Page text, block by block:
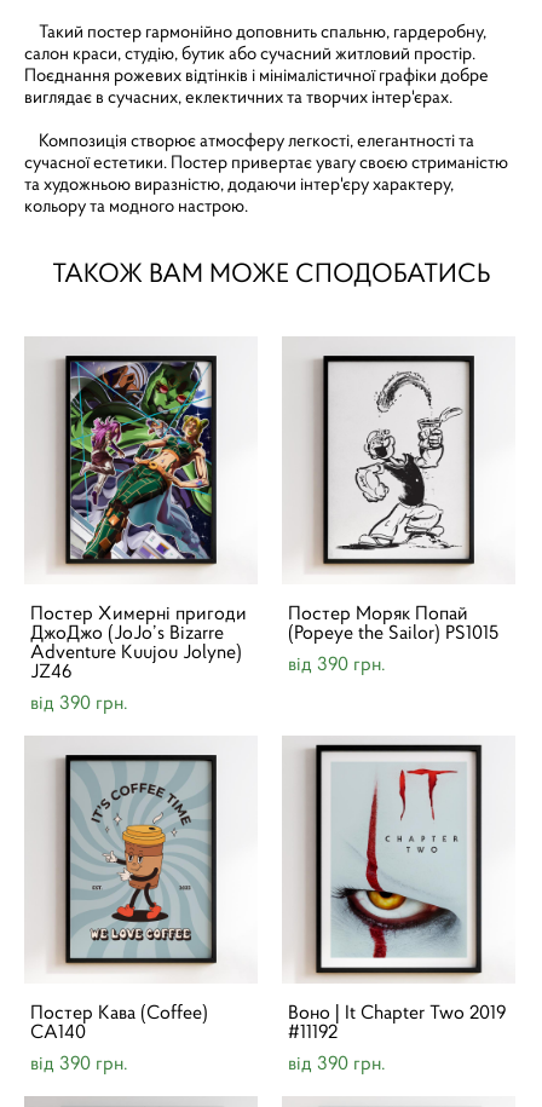
Такий постер гармонійно доповнить спальню, гардеробну,
салон краси, студію, бутик або сучасний житловий простір.
Поєднання рожевих відтінків і мінімалістичної графіки добре
виглядає в сучасних, еклектичних та творчих інтер'єрах.
Композиція створює атмосферу легкості, елегантності та
сучасної естетики. Постер привертає увагу своєю стриманістю
та художньою виразністю, додаючи інтер'єру характеру,
кольору та модного настрою.
ТАКОЖ ВАМ МОЖЕ СПОДОБАТИСЬ
Постер Химерні пригоди
ДжоДжо (JoJo’s Bizarre
Adventure Kuujou Jolyne)
JZ46
від 390 грн.
Постер Моряк Попай
(Popeye the Sailor) PS1015
від 390 грн.
Постер Кава (Coffee)
CA140
від 390 грн.
Воно | It Chapter Two 2019
#11192
від 390 грн.